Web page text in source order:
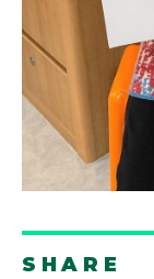
SHARE